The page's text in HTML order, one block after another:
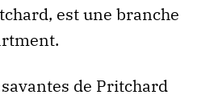
est une branche
de Pritchard